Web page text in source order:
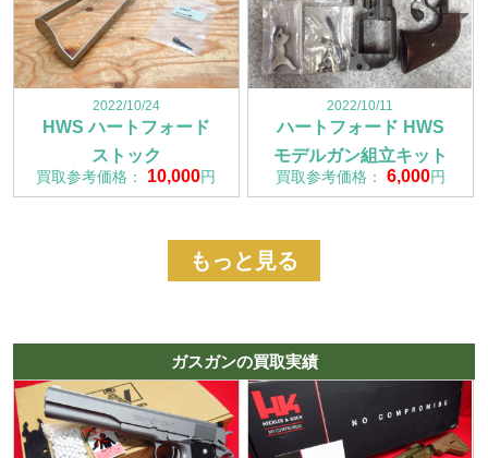
2022/10/24
HWS ハートフォード
ストック
買取参考価格： 10,000円
2022/10/11
ハートフォード HWS
モデルガン組立キット
買取参考価格： 6,000円
もっと見る
ガスガンの買取実績